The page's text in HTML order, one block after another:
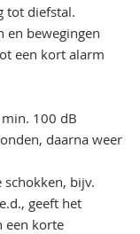
tot diefstal.
en bewegingen
een kort alarm
100 dB
daarna weer
bijv.
geeft het
een korte